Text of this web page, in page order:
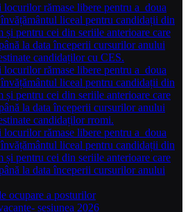
locurilor rămase libere pentru a doua
liceal pentru candidații din
și pentru cei din seriile anterioare care
la data începerii cursurilor anului
candidaților cu CES.
locurilor rămase libere pentru a doua
liceal pentru candidații din
și pentru cei din seriile anterioare care
la data începerii cursurilor anului
candidaților rromi.
locurilor rămase libere pentru a doua
liceal pentru candidații din
și pentru cei din seriile anterioare care
la data începerii cursurilor anului
ocupare a posturilor
sesiunea 2026